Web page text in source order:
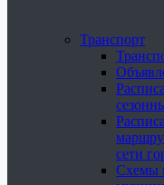
Транспорт
сети
Схемы